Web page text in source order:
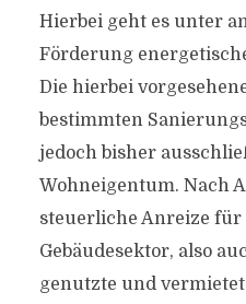
Hierbei geht es unter
Förderung
Die hierbei
bestimmten
jedoch bisher
Wohneigentum. Nach
steuerliche Anreize für
Gebäudesektor, also
genutzte und